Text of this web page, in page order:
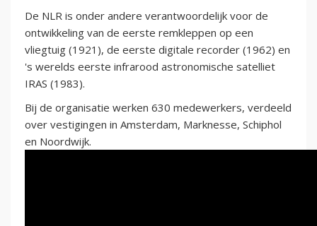
De NLR is onder andere verantwoordelijk voor de
ontwikkeling van de eerste remkleppen op een
vliegtuig (1921), de eerste digitale recorder (1962) en
's werelds eerste infrarood astronomische satelliet
IRAS (1983).
Bij de organisatie werken 630 medewerkers, verdeeld
over vestigingen in Amsterdam, Marknesse, Schiphol
en Noordwijk.